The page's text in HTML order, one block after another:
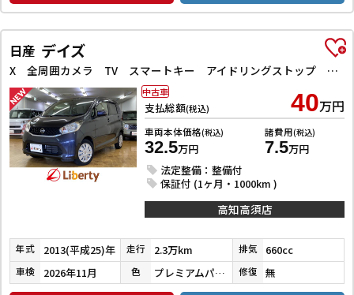
日産 デイズ
X 全周囲カメラ TV スマートキー アイドリングストップ 電動格納ミラー ベンチシート CVT 盗難防止システム ABS ミュージックプレイヤー接続可 衝突安全ボディ エアコン パワーステアリング
支払総額(税込) 40万円
車両本体価格(税込)
32.5万円
諸費用(税込)
7.5万円
法定整備：整備付
保証付 (1ヶ月・1000km )
中古車
高知高須店
年式 2013(平成25)年 走行 2.3万km 排気 660cc
車検 2026年11月 色 プレミアムパープルパール 修復 無